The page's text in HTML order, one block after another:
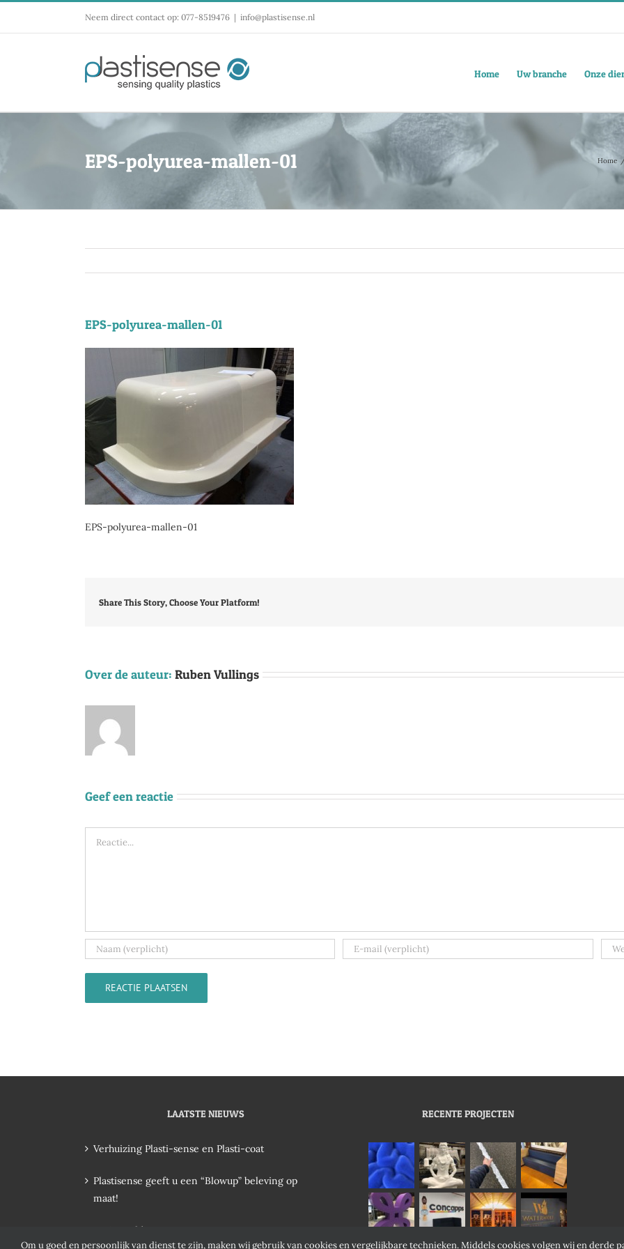
Neem direct contact op: 077-8519476 | info@plastisense.nl
Home Uw branche Onze
EPS-polyurea-mallen-01 Home
EPS-polyurea-mallen-01
EPS-polyurea-mallen-01
Share This Story, Choose Your Platform!
Over de auteur: Ruben Vullings
Geef een reactie
LAATSTE NIEUWS
Verhuizing Plasti-sense en Plasti-coat
Plastisense geeft u een “Blowup” beleving op
maat!
FIFA World Cup Qatar 2022
RECENTE PROJECTEN
Om u goed en persoonlijk van dienst te zijn, maken wij gebruik van cookies en vergelijkbare technieken. Middels cookies volgen wij en derde